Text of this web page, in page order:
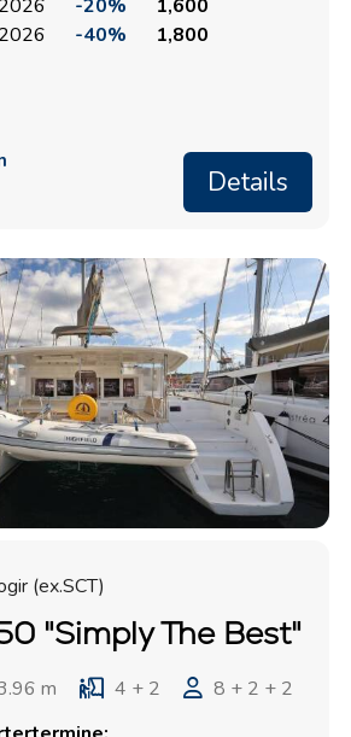
-20%
1,600
-40% 1,800
Details
(ex.SCT)
"Simply The Best"
m 4 + 2
8 + 2 + 2